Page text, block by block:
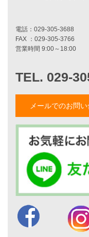
家づくりストーリー
お客様の声
家づくりへの想い
スタッフ紹介
職人紹介
採用情報
お知らせ・イベント情
ブログ一覧
斎藤亮のブログ
小薬淳一のブログ
メールでのお問